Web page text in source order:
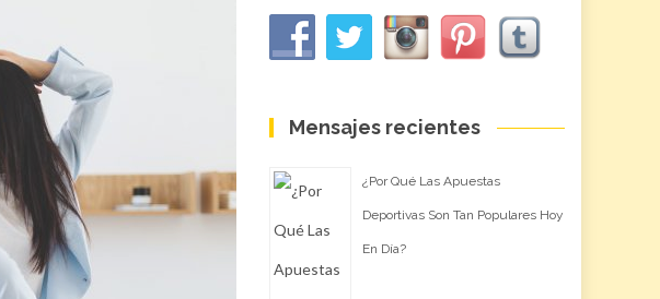
Mensajes recientes
¿Por Qué Las Apuestas
Deportivas Son Tan Populares Hoy
En Día?